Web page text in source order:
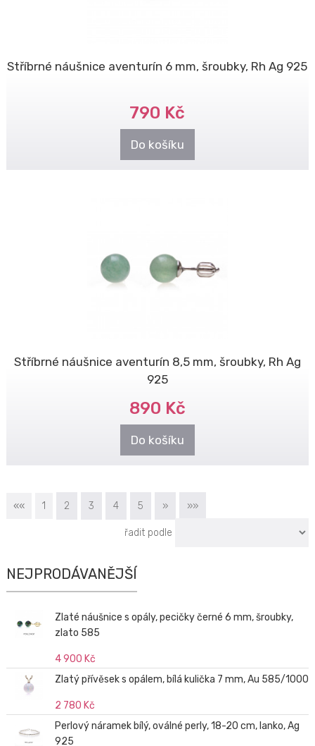
Stříbrné náušnice aventurín 6 mm, šroubky, Rh Ag 925
790 Kč
Do košíku
Stříbrné náušnice aventurín 8,5 mm, šroubky, Rh Ag
925
890 Kč
Do košíku
«« 1 2 3 4 5 » »»
řadit podle
NEJPRODÁVANĚJŠÍ
Zlaté náušnice s opály, pecičky černé 6 mm, šroubky,
zlato 585
4 900 Kč
Zlatý přívěsek s opálem, bílá kulička 7 mm, Au 585/1000
2 780 Kč
Perlový náramek bílý, oválné perly, 18-20 cm, lanko, Ag
925